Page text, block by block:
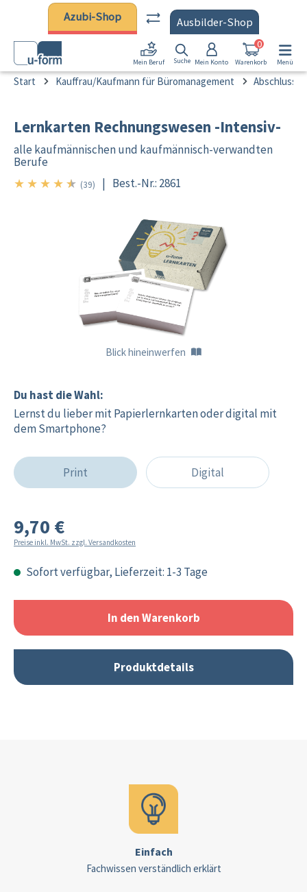
Zum Hauptinhalt springen
Azubi-Shop Ausbilder-Shop
Mein Beruf Suche Mein Konto Warenkorb
0
Menü
Start Kauffrau/Kaufmann für Büromanagement
Lernkarten Rechnungswesen -Intensiv-
alle kaufmännischen und kaufmännisch-verwandten
Berufe
★ ★ ★ ★ ★ 4.5/5
(39) | Best.-Nr.: 2861
Blick hineinwerfen
Du hast die Wahl:
Lernst du lieber mit Papierlernkarten oder digital mit
dem Smartphone?
Print Digital
9,70 €
Preise inkl. MwSt. zzgl. Versandkosten
Sofort verfügbar, Lieferzeit: 1-3 Tage
In den Warenkorb
Produktdetails
Einfach
Fachwissen verständlich erklärt